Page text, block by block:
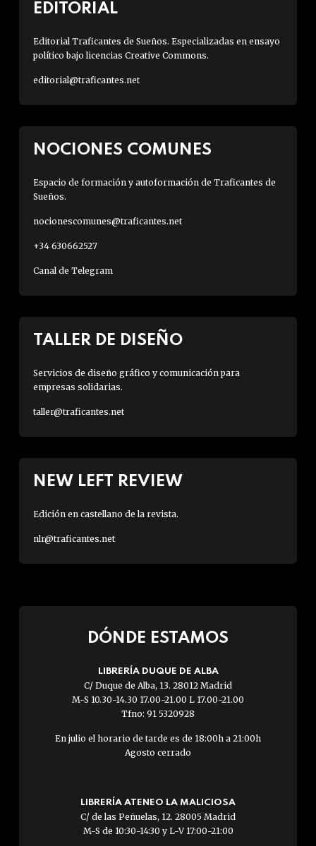
EDITORIAL
Editorial Traficantes de Sueños. Especializadas en ensayo
político bajo licencias Creative Commons.
editorial@traficantes.net
NOCIONES COMUNES
Espacio de formación y autoformación de Traficantes de
Sueños.
nocionescomunes@traficantes.net
+34 630662527
Canal de Telegram
TALLER DE DISEÑO
Servicios de diseño gráfico y comunicación para
empresas solidarias.
taller@traficantes.net
NEW LEFT REVIEW
Edición en castellano de la revista.
nlr@traficantes.net
DÓNDE ESTAMOS
LIBRERÍA DUQUE DE ALBA
C/ Duque de Alba, 13. 28012 Madrid
M-S 10.30-14.30 17.00-21.00 L 17.00-21.00
Tfno: 91 5320928
En julio el horario de tarde es de 18:00h a 21:00h
Agosto cerrado
LIBRERÍA ATENEO LA MALICIOSA
C/ de las Peñuelas, 12. 28005 Madrid
M-S de 10:30-14:30 y L-V 17:00-21:00